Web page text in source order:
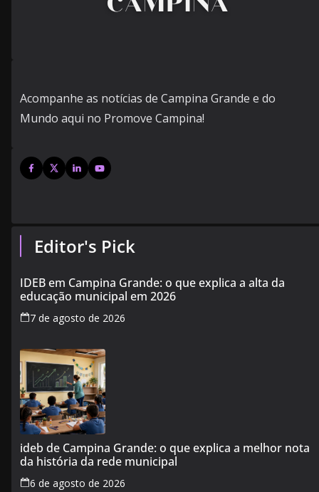
Acompanhe as notícias de Campina Grande e do
Mundo aqui no Promove Campina!
Editor's Pick
IDEB em Campina Grande: o que explica a alta da
educação municipal em 2026
7 de agosto de 2026
ideb de Campina Grande: o que explica a melhor nota
da história da rede municipal
6 de agosto de 2026